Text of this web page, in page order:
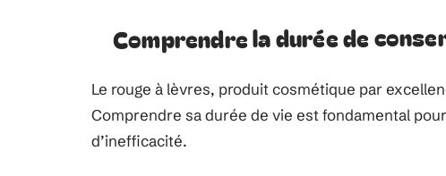
Comprendre la durée de
Le rouge à lèvres, produit cosmétique par
Comprendre sa durée de vie est fondamental
d’inefficacité.